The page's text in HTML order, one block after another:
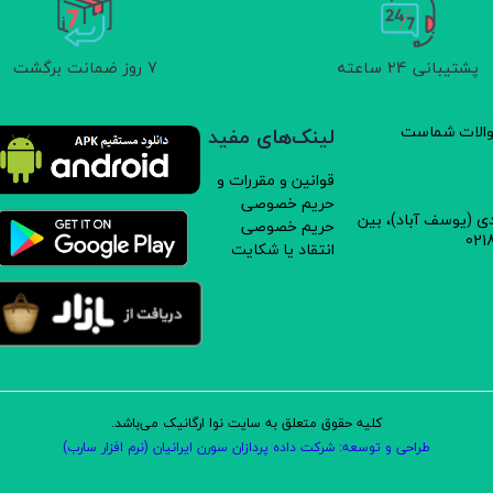
کاملا بهداشتی و بدون مواد نگهدارنده تولید می شود که دارای
در روستای گناباد برداشت می شود و دارای گواهی نامه ارگانیک ایران
پشتیبانی 24 ساعته 7 روز ضمانت برگشت
شماست
(یوسف آباد)، بین
لینک‌های مفید
قوانین و مقررات و
حریم خصوصی
حریم خصوصی
انتقاد یا شکایت
کلیه حقوق متعلق به سایت نوا ارگانیک می‌باشد.
طراحی و توسعه: شرکت داده پردازان سورن ایرانیان (نرم افزار سارب)